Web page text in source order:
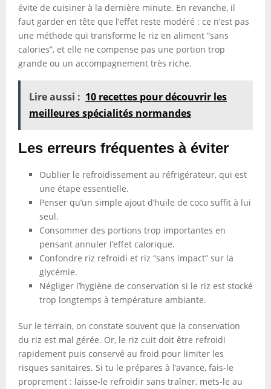
évite de cuisiner à la dernière minute. En revanche, il
faut garder en tête que l’effet reste modéré : ce n’est pas
une méthode qui transforme le riz en aliment “sans
calories”, et elle ne compense pas une portion trop
grande ou un accompagnement très riche.
Lire aussi : 10 recettes pour découvrir les
meilleures spécialités normandes
Les erreurs fréquentes à éviter
Oublier le refroidissement au réfrigérateur, qui est
une étape essentielle.
Penser qu’un simple ajout d’huile de coco suffit à lui
seul.
Consommer des portions trop importantes en
pensant annuler l’effet calorique.
Confondre riz refroidi et riz “sans impact” sur la
glycémie.
Négliger l’hygiène de conservation si le riz est stocké
trop longtemps à température ambiante.
Sur le terrain, on constate souvent que la conservation
du riz est mal gérée. Or, le riz cuit doit être refroidi
rapidement puis conservé au froid pour limiter les
risques sanitaires. Si tu le prépares à l’avance, fais-le
proprement : laisse-le refroidir sans traîner, mets-le au